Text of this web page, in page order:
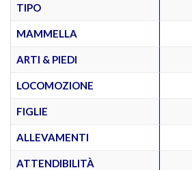
TIPO
MAMMELLA
ARTI & PIEDI
LOCOMOZIONE
FIGLIE
ALLEVAMENTI
ATTENDIBILITÀ